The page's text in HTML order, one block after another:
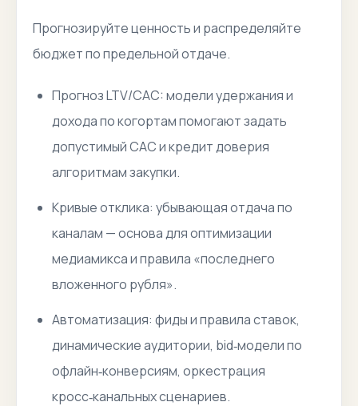
Прогнозируйте ценность и распределяйте
бюджет по предельной отдаче.
Прогноз LTV/CAC: модели удержания и
дохода по когортам помогают задать
допустимый CAC и кредит доверия
алгоритмам закупки.
Кривые отклика: убывающая отдача по
каналам — основа для оптимизации
медиамикса и правила «последнего
вложенного рубля».
Автоматизация: фиды и правила ставок,
динамические аудитории, bid‑модели по
офлайн‑конверсиям, оркестрация
кросс‑канальных сценариев.